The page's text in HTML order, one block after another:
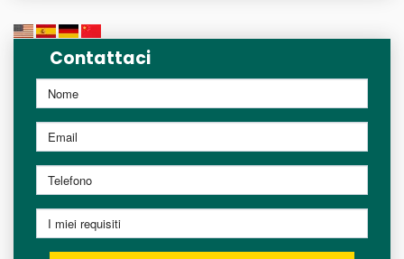
Contattaci